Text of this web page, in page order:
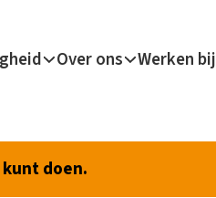
Over ons Werken bij
doen.